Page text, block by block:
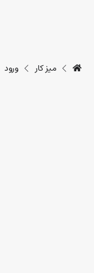
میز کار ورود